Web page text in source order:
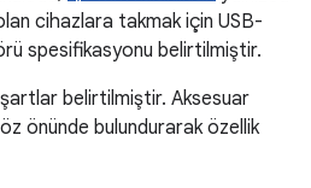
cihazlara takmak için USB-
spesifikasyonu belirtilmiştir.
belirtilmiştir. Aksesuar
önünde bulundurarak özellik